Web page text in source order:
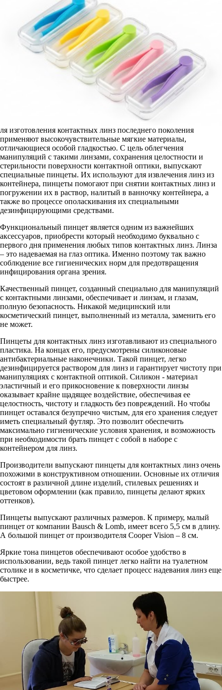
ля изготовления контактных линз последнего поколения
применяют высокочувствительные мягкие материалы,
отличающиеся особой гладкостью. С цель облегчения
манипуляций с такими линзами, сохранения целостности и
стерильности поверхности контактной оптики, выпускают
специальные пинцеты. Их используют для извлечения линз из
контейнера, пинцеты помогают при снятии контактных линз и
погружении их в раствор, налитый в ванночку контейнера, а
также во процессе ополаскивания их специальными
дезинфицирующими средствами.
Функциональный пинцет является одним из важнейших
аксессуаров, приобрести который необходимо буквально с
первого дня применения любых типов контактных линз. Линза
– это надеваемая на глаз оптика. Именно поэтому так важно
соблюдение все гигиенических норм для предотвращения
инфицирования органа зрения.
Качественный пинцет, созданный специально для манипуляций
с контактными линзами, обеспечивает и линзам, и глазам,
полную безопасность. Никакой медицинский или
косметический пинцет, выполненный из металла, заменить его
не может.
Пинцеты для контактных линз изготавливают из специального
пластика. На концах его, предусмотрены силиконовые
антибактериальные наконечники. Такой пинцет, легко
дезинфицируется раствором для линз и гарантирует чистоту при
манипуляциях с контактной оптикой. Силикон - материал
эластичный и его прикосновение к поверхности линзы
оказывает крайне щадящее воздействие, обеспечивая ее
целостность, чистоту и гладкость без повреждений. Но чтобы
пинцет оставался безупречно чистым, для его хранения следует
иметь специальный футляр. Это позволит обеспечить
максимально гигиенические условия хранения, и возможность
при необходимости брать пинцет с собой в наборе с
контейнером для линз.
Производители выпускают пинцеты для контактных линз очень
похожими в конструктивном отношении. Основные их отличия
состоят в различной длине изделий, стилевых решениях и
цветовом оформлении (как правило, пинцеты делают ярких
оттенков).
Пинцеты выпускают различных размеров. К примеру, малый
пинцет от компании Bausch & Lomb, имеет всего 5,5 см в длину.
А большой пинцет от производителя Cooper Vision – 8 см.
Яркие тона пинцетов обеспечивают особое удобство в
использовании, ведь такой пинцет легко найти на туалетном
столике и в косметичке, что сделает процесс надевания линз еще
быстрее.